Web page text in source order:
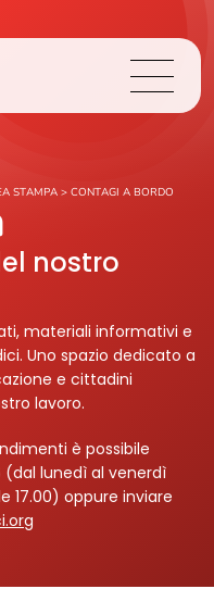
STAMPA > CONTAGI A BORDO
nostro
materiali informativi e
Uno spazio dedicato a
e cittadini
lavoro.
è possibile
(dal lunedì al venerdì
17.00) oppure inviare